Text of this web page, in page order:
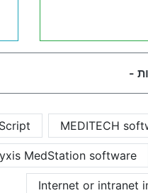
-
MEDITECH
MedStation software
Internet or intranet